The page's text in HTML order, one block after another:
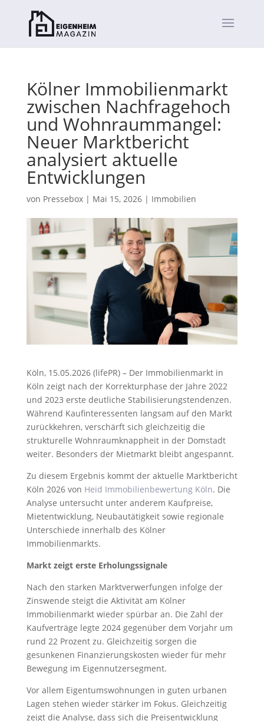
Kölner Immobilienmarkt
zwischen Nachfragehoch
und Wohnraummangel:
Neuer Marktbericht
analysiert aktuelle
Entwicklungen
von Pressebox| Mai 15, 2026| Immobilien
Köln, 15.05.2026 (lifePR) – Der Immobilienmarkt in
Köln zeigt nach der Korrekturphase der Jahre 2022
und 2023 erste deutliche Stabilisierungstendenzen.
Während Kaufinteressenten langsam auf den Markt
zurückkehren, verschärft sich gleichzeitig die
strukturelle Wohnraumknappheit in der Domstadt
weiter. Besonders der Mietmarkt bleibt angespannt.
Zu diesem Ergebnis kommt der aktuelle Marktbericht
Köln 2026 von Heid Immobilienbewertung Köln. Die
Analyse untersucht unter anderem Kaufpreise,
Mietentwicklung, Neubautätigkeit sowie regionale
Unterschiede innerhalb des Kölner
Immobilienmarkts.
Markt zeigt erste Erholungssignale
Nach den starken Marktverwerfungen infolge der
Zinswende steigt die Aktivität am Kölner
Immobilienmarkt wieder spürbar an. Die Zahl der
Kaufverträge legte 2024 gegenüber dem Vorjahr um
rund 22 Prozent zu. Gleichzeitig sorgen die
gesunkenen Finanzierungskosten wieder für mehr
Bewegung im Eigennutzersegment.
Vor allem Eigentumswohnungen in guten urbanen
Lagen stehen wieder stärker im Fokus. Gleichzeitig
zeigt die Analyse, dass sich die Preisentwicklung